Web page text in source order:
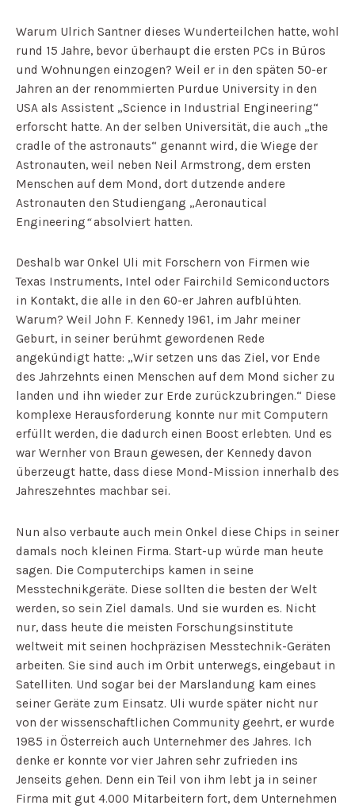
Warum Ulrich Santner dieses Wunderteilchen hatte, wohl
rund 15 Jahre, bevor überhaupt die ersten PCs in Büros
und Wohnungen einzogen? Weil er in den späten 50-er
Jahren an der renommierten Purdue University in den
USA als Assistent „Science in Industrial Engineering“
erforscht hatte. An der selben Universität, die auch „the
cradle of the astronauts“ genannt wird, die Wiege der
Astronauten, weil neben Neil Armstrong, dem ersten
Menschen auf dem Mond, dort dutzende andere
Astronauten den Studiengang „Aeronautical
Engineering“absolviert hatten.
Deshalb war Onkel Uli mit Forschern von Firmen wie
Texas Instruments, Intel oder Fairchild Semiconductors
in Kontakt, die alle in den 60-er Jahren aufblühten.
Warum? Weil John F. Kennedy 1961, im Jahr meiner
Geburt, in seiner berühmt gewordenen Rede
angekündigt hatte: „Wir setzen uns das Ziel, vor Ende
des Jahrzehnts einen Menschen auf dem Mond sicher zu
landen und ihn wieder zur Erde zurückzubringen.“ Diese
komplexe Herausforderung konnte nur mit Computern
erfüllt werden, die dadurch einen Boost erlebten. Und es
war Wernher von Braun gewesen, der Kennedy davon
überzeugt hatte, dass diese Mond-Mission innerhalb des
Jahreszehntes machbar sei.
Nun also verbaute auch mein Onkel diese Chips in seiner
damals noch kleinen Firma. Start-up würde man heute
sagen. Die Computerchips kamen in seine
Messtechnikgeräte. Diese sollten die besten der Welt
werden, so sein Ziel damals. Und sie wurden es. Nicht
nur, dass heute die meisten Forschungsinstitute
weltweit mit seinen hochpräzisen Messtechnik-Geräten
arbeiten. Sie sind auch im Orbit unterwegs, eingebaut in
Satelliten. Und sogar bei der Marslandung kam eines
seiner Geräte zum Einsatz. Uli wurde später nicht nur
von der wissenschaftlichen Community geehrt, er wurde
1985 in Österreich auch Unternehmer des Jahres. Ich
denke er konnte vor vier Jahren sehr zufrieden ins
Jenseits gehen. Denn ein Teil von ihm lebt ja in seiner
Firma mit gut 4.000 Mitarbeitern fort, dem Unternehmen